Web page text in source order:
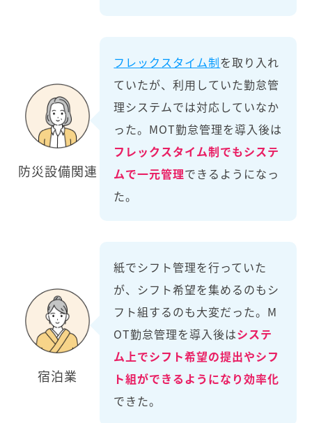
防災設備関連
フレックスタイム制を取り入れ
ていたが、利用していた勤怠管
理システムでは対応していなか
った。MOT勤怠管理を導入後は
フレックスタイム制でもシステ
ムで一元管理できるようになっ
た。
宿泊業
紙でシフト管理を行っていた
が、シフト希望を集めるのもシ
フト組するのも大変だった。M
OT勤怠管理を導入後はシステ
ム上でシフト希望の提出やシフ
ト組ができるようになり効率化
できた。